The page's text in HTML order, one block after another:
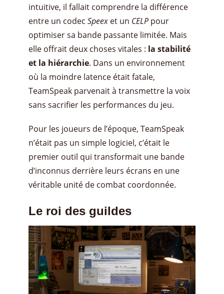
intuitive, il fallait comprendre la différence
entre un codec Speex et un CELP pour
optimiser sa bande passante limitée. Mais
elle offrait deux choses vitales : la stabilité
et la hiérarchie. Dans un environnement
où la moindre latence était fatale,
TeamSpeak parvenait à transmettre la voix
sans sacrifier les performances du jeu.
Pour les joueurs de l’époque, TeamSpeak
n’était pas un simple logiciel, c’était le
premier outil qui transformait une bande
d’inconnus derrière leurs écrans en une
véritable unité de combat coordonnée.
Le roi des guildes